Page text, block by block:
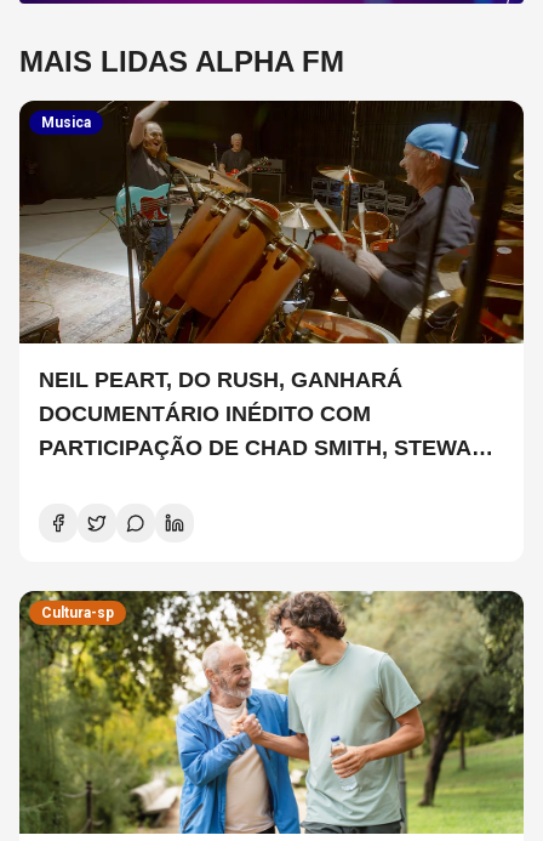
MAIS LIDAS ALPHA FM
Musica
NEIL PEART, DO RUSH, GANHARÁ
DOCUMENTÁRIO INÉDITO COM
PARTICIPAÇÃO DE CHAD SMITH, STEWART
Cultura-sp